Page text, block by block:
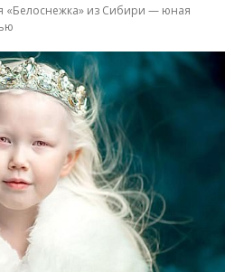
«Белоснежка» из Сибири — юная